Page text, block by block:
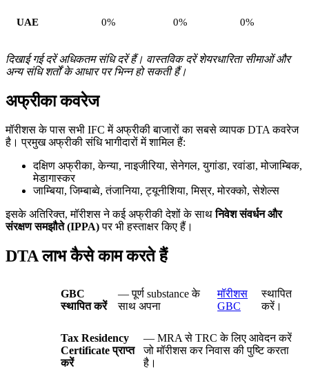
UAE 0% 0% 0%
दिखाई गई दरें अधिकतम संधि दरें हैं। वास्तविक दरें शेयरधारिता सीमाओं और
अन्य संधि शर्तों के आधार पर भिन्न हो सकती हैं।
अफ्रीका कवरेज
मॉरीशस के पास सभी IFC में अफ्रीकी बाजारों का सबसे व्यापक DTA कवरेज
है। प्रमुख अफ्रीकी संधि भागीदारों में शामिल हैं:
दक्षिण अफ्रीका, केन्या, नाइजीरिया, सेनेगल, युगांडा, रवांडा, मोजाम्बिक,
मेडागास्कर
जाम्बिया, जिम्बाब्वे, तंजानिया, ट्यूनीशिया, मिस्र, मोरक्को, सेशेल्स
इसके अतिरिक्त, मॉरीशस ने कई अफ्रीकी देशों के साथनिवेश संवर्धन और
संरक्षण समझौते (IPPA)पर भी हस्ताक्षर किए हैं।
DTA लाभ कैसे काम करते हैं
GBC
स्थापित करें
— पूर्ण substance के
साथ अपना
मॉरीशस
GBC
स्थापित
करें।
Tax Residency
Certificate प्राप्त
करें
— MRA से TRC के लिए आवेदन करें
जो मॉरीशस कर निवास की पुष्टि करता
है।